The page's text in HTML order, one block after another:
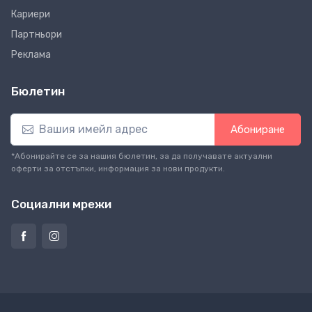
Кариери
Партньори
Реклама
Бюлетин
Абониране
*Абонирайте се за нашия бюлетин, за да получавате актуални
оферти за отстъпки, информация за нови продукти.
Социални мрежи